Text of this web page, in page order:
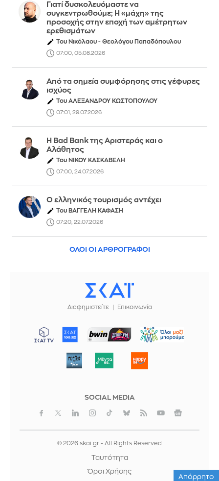
Γιατί δυσκολευόμαστε να
συγκεντρωθούμε; Η «μάχη» της
προσοχής στην εποχή των αμέτρητων
ερεθισμάτων
Του Νικόλαου - Θεολόγου Παπαδόπουλου
07:00, 05.08.2026
Από τα σημεία συμφόρησης στις γέφυρες
ισχύος
Του ΑΛΕΞΑΝΔΡΟΥ ΚΩΣΤΟΠΟΥΛΟΥ
07:01, 29.07.2026
Η Bad Bank της Αριστεράς και ο
Αλάθητος
Του ΝΙΚΟΥ ΚΑΣΚΑΒΕΛΗ
07:00, 24.07.2026
Ο ελληνικός τουρισμός αντέχει
Του ΒΑΓΓΕΛΗ ΚΑΦΑΣΗ
07:20, 22.07.2026
ΟΛΟΙ ΟΙ ΑΡΘΡΟΓΡΑΦΟΙ
Διαφημιστείτε Επικοινωνία
ΜΠΟΡΟΥΜΕ
SOCIAL MEDIA
© 2026 skai.gr - All Rights Reserved
Ταυτότητα
Όροι Χρήσης
Απόρρητο